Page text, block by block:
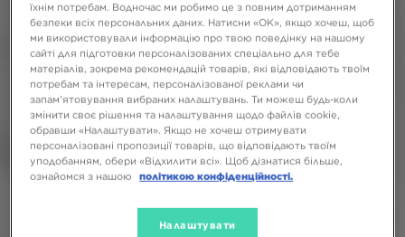
їхнім потребам. Водночас ми робимо це з повним дотриманням
безпеки всіх персональних даних. Натисни «OK», якщо хочеш, щоб
ми використовували інформацію про твою поведінку на нашому
сайті для підготовки персоналізованих спеціально для тебе
матеріалів, зокрема рекомендацій товарів, які відповідають твоїм
потребам та інтересам, персоналізованої реклами чи
запам’ятовування вибраних налаштувань. Ти можеш будь-коли
змінити своє рішення та налаштування щодо файлів cookie,
обравши «Налаштувати». Якщо не хочеш отримувати
персоналізовані пропозиції товарів, що відповідають твоїм
уподобанням, обери «Відхилити всі». Щоб дізнатися більше,
ознайомся з нашою
політикою конфіденційності.
Налаштувати